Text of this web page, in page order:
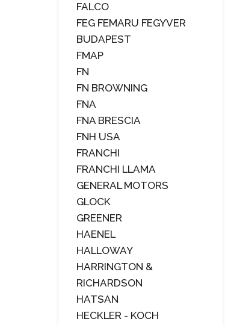
PISTOLA SEMIAUTOMATICA
ARSENALI MILITARI CINESI TYPE 54
CALIBRO 7,62 TOKAREV
Cod. USATO 6186
€ 330,00
FALCO
FEG FEMARU FEGYVER
BUDAPEST
FMAP
FN
FN BROWNING
FNA
FNA BRESCIA
FNH USA
FRANCHI
FRANCHI LLAMA
GENERAL MOTORS
GLOCK
GREENER
HAENEL
HALLOWAY
HARRINGTON &
RICHARDSON
HATSAN
HECKLER - KOCH